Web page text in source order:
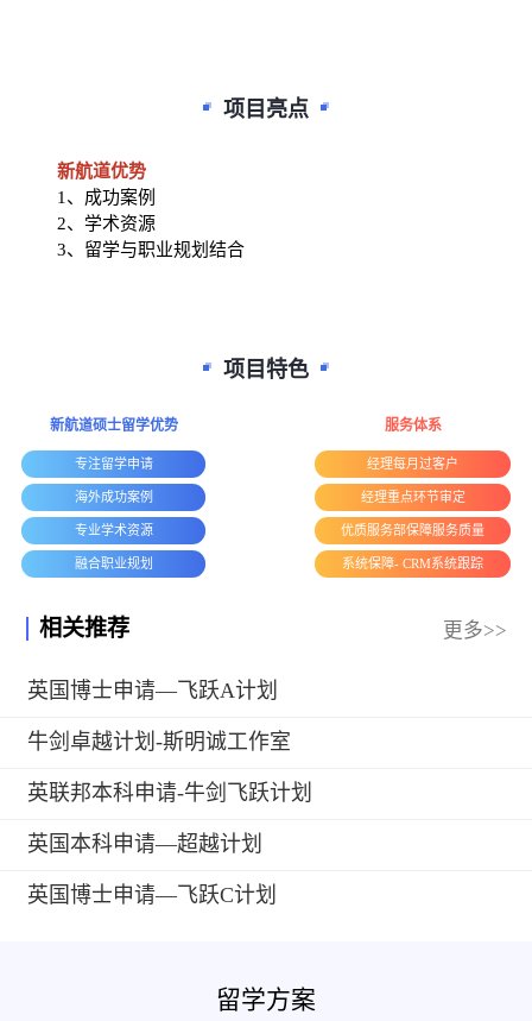
项目亮点
新航道优势
1、成功案例
2、学术资源
3、留学与职业规划结合
项目特色
新航道硕士留学优势
专注留学申请
海外成功案例
专业学术资源
融合职业规划
服务体系
经理每月过客户
经理重点环节审定
优质服务部保障服务质量
系统保障- CRM系统跟踪
相关推荐 更多>>
英国博士申请—飞跃A计划
牛剑卓越计划-斯明诚工作室
英联邦本科申请-牛剑飞跃计划
英国本科申请—超越计划
英国博士申请—飞跃C计划
留学方案